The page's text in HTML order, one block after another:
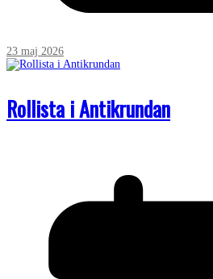
23 maj 2026
Rollista i Antikrundan